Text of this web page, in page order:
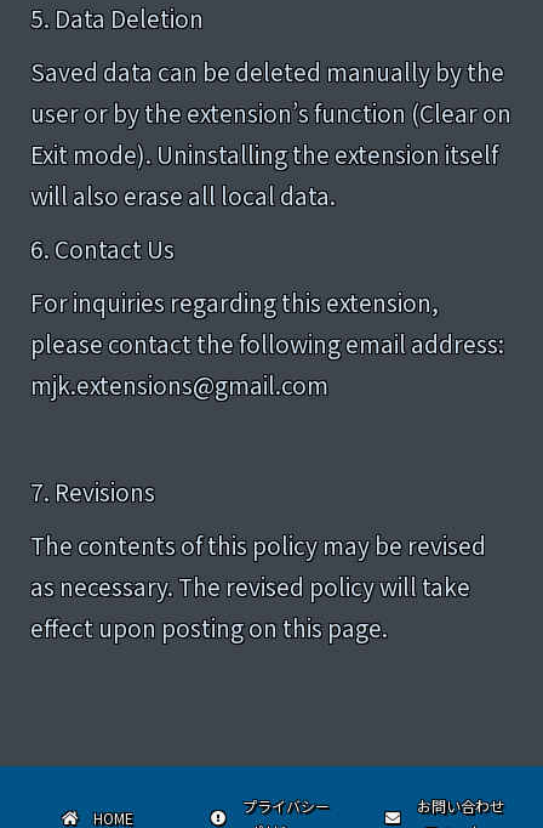
5. Data Deletion
Saved data can be deleted manually by the
user or by the extension’s function (Clear on
Exit mode). Uninstalling the extension itself
will also erase all local data.
6. Contact Us
For inquiries regarding this extension,
please contact the following email address:
mjk.extensions@gmail.com
7. Revisions
The contents of this policy may be revised
as necessary. The revised policy will take
effect upon posting on this page.
HOME
プライバシー
お問い合わせ